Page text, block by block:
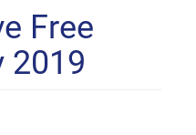
Free
2019